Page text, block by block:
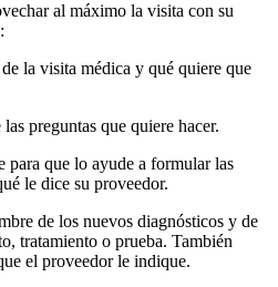
al máximo la visita con su
la visita médica y qué quiere que
preguntas que quiere hacer.
para que lo ayude a formular las
le dice su proveedor.
de los nuevos diagnósticos y de
tratamiento o prueba. También
el proveedor le indique.